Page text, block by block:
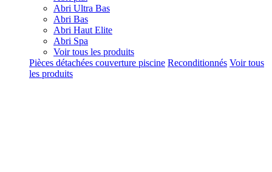
Abri Ultra Bas
Abri Bas
Abri Haut Elite
Abri Spa
Voir tous les produits
Pièces détachées couverture piscine Reconditionnés Voir tous
les produits